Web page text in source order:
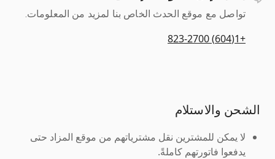
تواصل مع موقع الحدث الخاص بنا لمزيد من المعلومات.
+1(604) 823-2700
الشحن والاستلام
لا يمكن للمشترين نقل مشترياتهم من موقع المزاد حتى
يدفعوا فاتورتهم كاملةً.